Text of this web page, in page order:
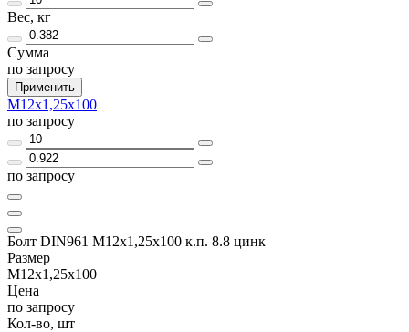
Вес, кг
Сумма
по запросу
Применить
М12х1,25х100
по запросу
по запросу
Болт DIN961 М12х1,25х100 к.п. 8.8 цинк
Размер
М12х1,25х100
Цена
по запросу
Кол-во, шт